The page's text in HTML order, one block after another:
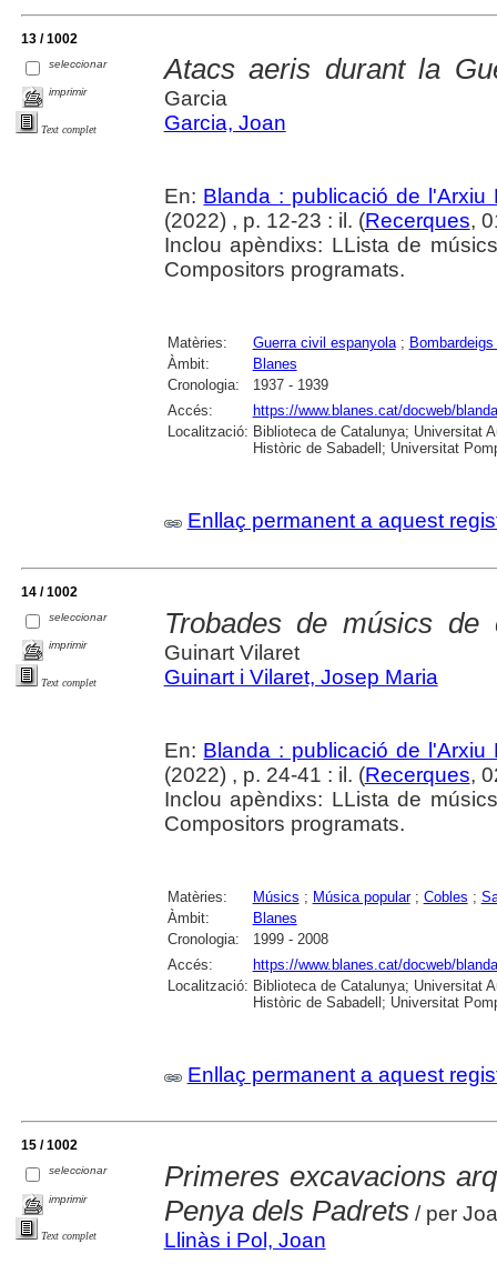
13 / 1002
seleccionar
imprimir
Text complet
Atacs aeris durant la
Garcia
Garcia, Joan
En: Blanda : publicació de l'Arxiu
(2022) , p. 12-23 : il. (Recerques,
Inclou apèndixs: LLista de
Compositors programats.
Matèries: Guerra civil espanyola;
Àmbit:
Blanes
Cronologia:
1937 - 1939
Accés:
https://www.blanes.cat/docweb/
Localització: Biblioteca de Catalunya; Universitat
Històric de Sabadell; Universitat
Enllaç permanent a aquest
14 / 1002
seleccionar
imprimir
Text complet
Trobades de músics de
Guinart Vilaret
Guinart i Vilaret, Josep Maria
En: Blanda : publicació de l'Arxiu
(2022) , p. 24-41 : il. (Recerques,
Inclou apèndixs: LLista de
Compositors programats.
Matèries: Músics ; Música popular; Cobles ;
Àmbit:
Blanes
Cronologia:
1999 - 2008
Accés:
https://www.blanes.cat/docweb/
Localització: Biblioteca de Catalunya; Universitat
Històric de Sabadell; Universitat
Enllaç permanent a aquest
15 / 1002
seleccionar
imprimir
Text complet
Primeres excavacions
Penya dels Padrets/ per
Llinàs i Pol, Joan